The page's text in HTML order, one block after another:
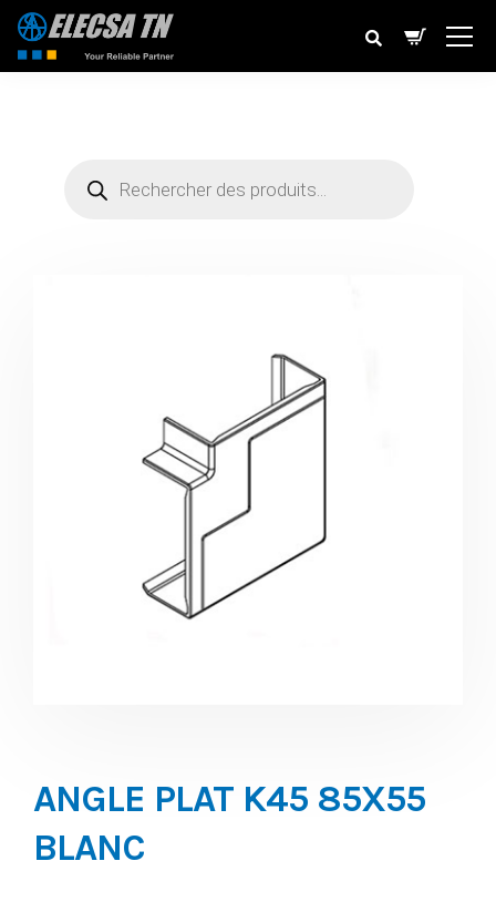
ANGLE PLAT K45 85X55
BLANC